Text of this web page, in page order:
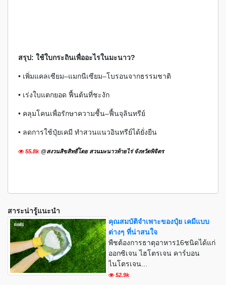
สรุป: ใช้ใบกระถินเพื่ออะไรในมะนาว?
• เพิ่มแคลเซียม–แมกนีเซียม–โบรอนจากธรรมชาติ
• เร่งใบแตกยอด ฟื้นต้นที่ชะงัก
• คลุมโคนเพื่อรักษาความชื้น–ฟื้นจุลินทรีย์
• ลดการใช้ปุ๋ยเคมี ทำสวนแนวอินทรีย์ได้ยั่งยืน
55.8k @สงวนสิขสิทธิ์โดย สวนมะนาวท้ายไร่ จังหวัดพิจิตร
สาระน่ารู้แนะนำ
คุณสมบัติจำเพาะของปุ๋ย เคมีแบบ
ต่างๆ ที่น่าสนใจ
พืชต้องการธาตุอาหาร16ชนิดได้แก่
ออกซิเจน ไฮโตรเจน คาร์บอน
ไนโตรเจน...
52.9k